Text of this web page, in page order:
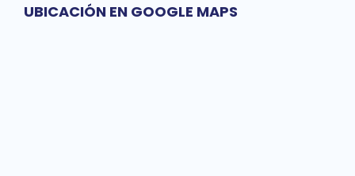
UBICACIÓN EN GOOGLE MAPS